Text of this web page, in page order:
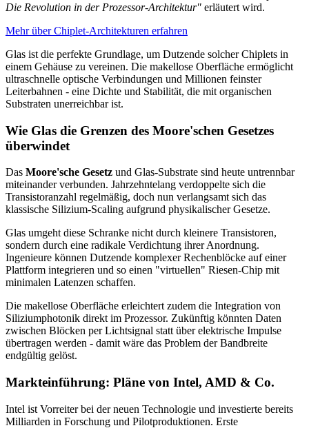
Die Revolution in der Prozessor-Architektur" erläutert wird.
Mehr über Chiplet-Architekturen erfahren
Glas ist die perfekte Grundlage, um Dutzende solcher Chiplets in
einem Gehäuse zu vereinen. Die makellose Oberfläche ermöglicht
ultraschnelle optische Verbindungen und Millionen feinster
Leiterbahnen - eine Dichte und Stabilität, die mit organischen
Substraten unerreichbar ist.
Wie Glas die Grenzen des Moore'schen Gesetzes
überwindet
Das Moore'sche Gesetz und Glas-Substrate sind heute untrennbar
miteinander verbunden. Jahrzehntelang verdoppelte sich die
Transistoranzahl regelmäßig, doch nun verlangsamt sich das
klassische Silizium-Scaling aufgrund physikalischer Gesetze.
Glas umgeht diese Schranke nicht durch kleinere Transistoren,
sondern durch eine radikale Verdichtung ihrer Anordnung.
Ingenieure können Dutzende komplexer Rechenblöcke auf einer
Plattform integrieren und so einen "virtuellen" Riesen-Chip mit
minimalen Latenzen schaffen.
Die makellose Oberfläche erleichtert zudem die Integration von
Siliziumphotonik direkt im Prozessor. Zukünftig könnten Daten
zwischen Blöcken per Lichtsignal statt über elektrische Impulse
übertragen werden - damit wäre das Problem der Bandbreite
endgültig gelöst.
Markteinführung: Pläne von Intel, AMD & Co.
Intel ist Vorreiter bei der neuen Technologie und investierte bereits
Milliarden in Forschung und Pilotproduktionen. Erste